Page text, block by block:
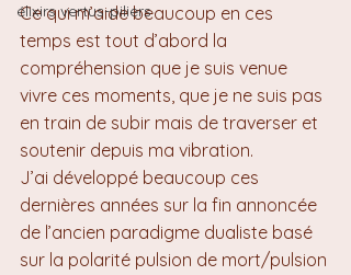
élixirs vertus-piliers
Ce qui m’aide beaucoup en ces
temps est tout d’abord la
compréhension que je suis venue
vivre ces moments, que je ne suis pas
en train de subir mais de traverser et
soutenir depuis ma vibration.
J’ai développé beaucoup ces
dernières années sur la fin annoncée
de l’ancien paradigme dualiste basé
sur la polarité pulsion de mort/pulsion